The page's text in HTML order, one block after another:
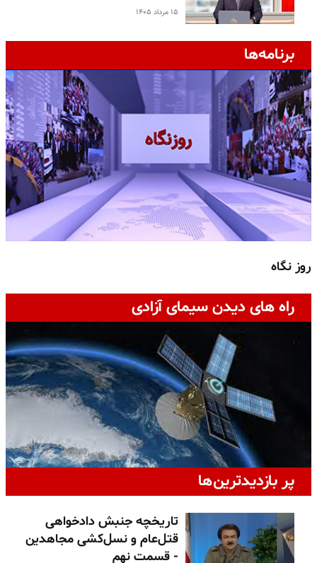
۱۵ مرداد ۱۴۰۵
برنامه‌ها
روز نگاه
راه های دیدن سیمای آزادی
پر بازدیدترین‌ها
تاریخچه جنبش دادخواهی
قتل‌عام و نسل‌کشی مجاهدین
- قسمت نهم